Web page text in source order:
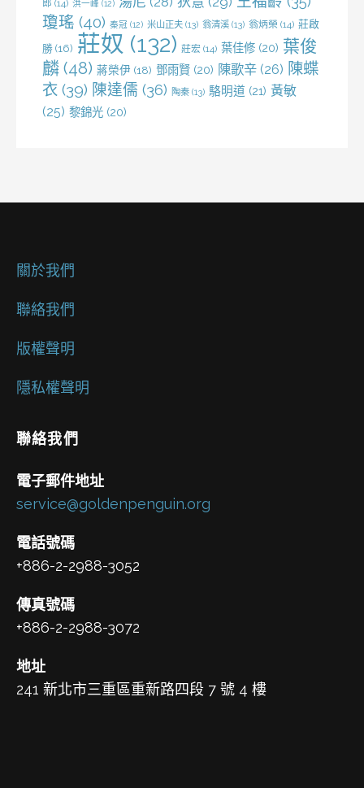
郎 (14) 洪一峰 (12)
瓊瑤 (40) 秦冠 (12) 米山正夫 (13) 翁清溪 (13) 翁炳榮 (14) 莊啟
勝 (16) 莊奴 (132) 莊宏 (14) 葉佳修 (20) 葉俊
麟 (48) 蔣榮伊 (18) 鄧雨賢 (20) 陳歌辛 (26) 陳蝶
衣 (39) 陳達儒 (36) 陶秦 (13) 駱明道 (21) 黃敏
(25) 黎錦光 (20)
關於我們
聯絡我們
版權聲明
隱私權聲明
聯絡我們
電子郵件地址
service@goldenpenguin.org
電話號碼
+886-2-2988-3052
傳真號碼
+886-2-2988-3072
地址
241 新北市三重區重新路四段 7 號 4 樓